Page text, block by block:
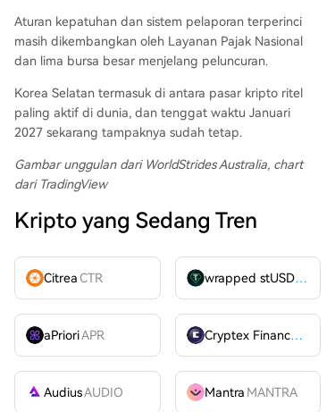
Aturan kepatuhan dan sistem pelaporan terperinci
masih dikembangkan oleh Layanan Pajak Nasional
dan lima bursa besar menjelang peluncuran.
Korea Selatan termasuk di antara pasar kripto ritel
paling aktif di dunia, dan tenggat waktu Januari
2027 sekarang tampaknya sudah tetap.
Gambar unggulan dari WorldStrides Australia, chart
dari TradingView
Kripto yang Sedang Tren
CitreaCTR wrapped stUSDT
aPrioriAPR Cryptex FinanceCTX
AudiusAUDIO Mantra MANTRA